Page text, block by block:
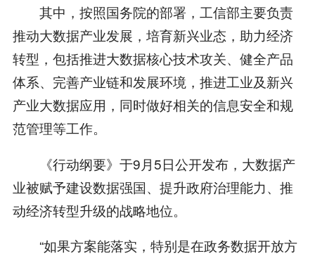
其中，按照国务院的部署，工信部主要负责
推动大数据产业发展，培育新兴业态，助力经济
转型，包括推进大数据核心技术攻关、健全产品
体系、完善产业链和发展环境，推进工业及新兴
产业大数据应用，同时做好相关的信息安全和规
范管理等工作。
《行动纲要》于9月5日公开发布，大数据产
业被赋予建设数据强国、提升政府治理能力、推
动经济转型升级的战略地位。
“如果方案能落实，特别是在政务数据开放方